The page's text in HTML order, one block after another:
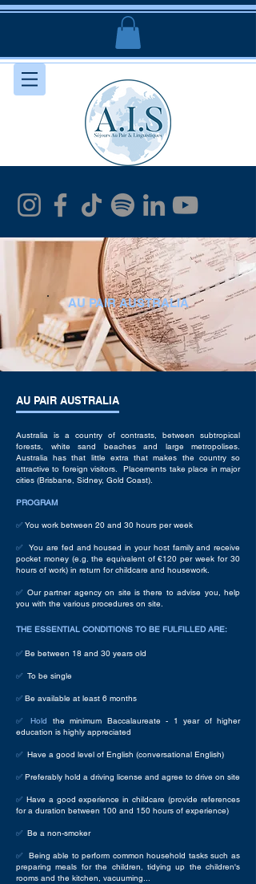
AU PAIR AUSTRALIA
AU PAIR AUSTRALIA
Australia is a country of contrasts, between subtropical
forests, white sand beaches and large metropolises.
Australia has that little extra that makes the country so
attractive to foreign visitors.
Placements take place in major
cities (Brisbane, Sidney, Gold Coast).
PROGRAM
✅ You work between 20 and 30 hours per week
✅ You are fed and housed in your host family and receive
pocket money (e.g. the equivalent of €120 per week for 30
hours of work) in return for childcare and housework.
✅ Our partner agency on site is there to advise you, help
you with the various procedures on site.
THE ESSENTIAL CONDITIONS TO BE FULFILLED ARE:
✅ Be between 18 and 30 years old
✅ To be single
✅ Be available at least 6 months
✅ Hold the minimum Baccalaureate - 1 year of higher
education is highly appreciated
✅ Have a good level of English (conversational English)
✅ Preferably hold a driving license and agree to drive on site
✅ Have a good experience in childcare (provide references
for a duration between 100 and 150 hours of experience)
✅ Be a non-smoker
✅
Being able to perform common household tasks such as
preparing meals for the children, tidying up the children's
rooms and the kitchen, vacuuming...